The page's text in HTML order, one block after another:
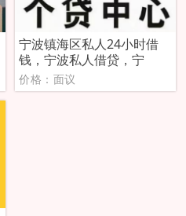
宁波镇海区私人24小时借
钱，宁波私人借贷，宁
价格：面议